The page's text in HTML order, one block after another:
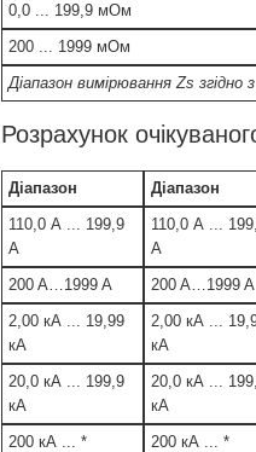
0,0 ... 199,9 мОм
200 ... 1999 мОм
Діапазон вимірювання Zs
Розрахунок
Діапазон Діапазон
110,0 А ... 199,9
A
110,0 А ...
A
200 A…1999 A
200 A…1999 A
2,00 кА ... 19,99
кА
2,00 кА ...
кА
20,0 кА ... 199,9
кА
20,0 кА ...
кА
200 кА ... *
200 кА ... *